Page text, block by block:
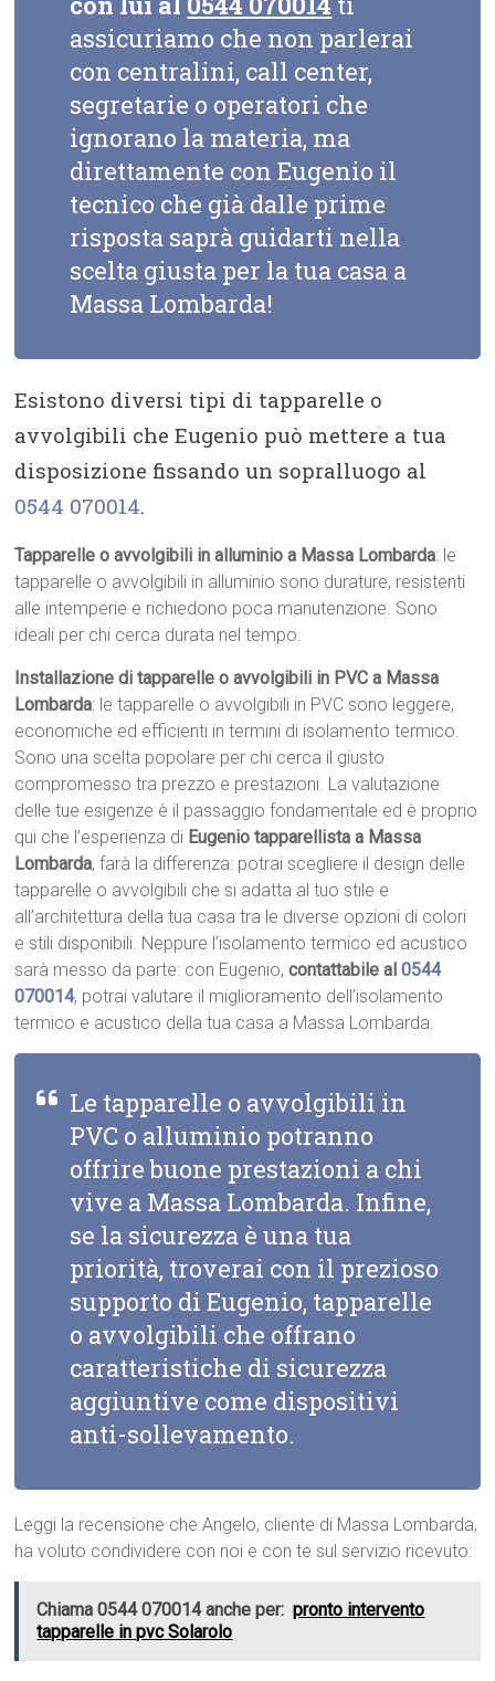
assicuriamo che non parlerai
con centralini, call center,
segretarie o operatori che
ignorano la materia, ma
direttamente con Eugenio il
tecnico che già dalle prime
risposta saprà guidarti nella
scelta giusta per la tua casa a
Massa Lombarda!
Esistono diversi tipi di tapparelle o
avvolgibili che Eugenio può mettere a tua
disposizione fissando un sopralluogo al
0544 070014.
Tapparelle o avvolgibili in alluminio a Massa Lombarda: le
tapparelle o avvolgibili in alluminio sono durature, resistenti
alle intemperie e richiedono poca manutenzione. Sono
ideali per chi cerca durata nel tempo.
Installazione di tapparelle o avvolgibili in PVC a Massa
Lombarda: le tapparelle o avvolgibili in PVC sono leggere,
economiche ed efficienti in termini di isolamento termico.
Sono una scelta popolare per chi cerca il giusto
compromesso tra prezzo e prestazioni. La valutazione
delle tue esigenze è il passaggio fondamentale ed è proprio
qui che l’esperienza di Eugenio tapparellista a Massa
Lombarda, farà la differenza: potrai scegliere il design delle
tapparelle o avvolgibili che si adatta al tuo stile e
all’architettura della tua casa tra le diverse opzioni di colori
e stili disponibili. Neppure l’isolamento termico ed acustico
sarà messo da parte: con Eugenio,contattabile al0544
070014, potrai valutare il miglioramento dell’isolamento
termico e acustico della tua casa a Massa Lombarda.
Le tapparelle o avvolgibili in
PVC o alluminio potranno
offrire buone prestazioni a chi
vive a Massa Lombarda. Infine,
se la sicurezza è una tua
priorità, troverai con il prezioso
supporto di Eugenio, tapparelle
o avvolgibili che offrano
caratteristiche di sicurezza
aggiuntive come dispositivi
anti-sollevamento.
Leggi la recensione che Angelo, cliente di Massa Lombarda,
ha voluto condividere con noi e con te sul servizio ricevuto:
Chiama 0544 070014 anche per: pronto intervento
tapparelle in pvc Solarolo